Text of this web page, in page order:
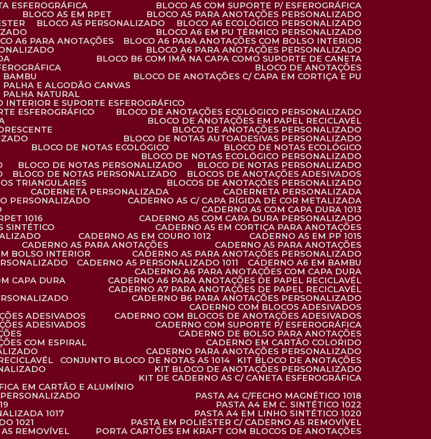
ESFEROGRÁFICA
BLOCO A5 COM SUPORTE P/ ESFEROGRÁFICA
BLOCO A5 EM RPET
BLOCO A5 PARA ANOTAÇÕES PERSONALIZADO
BLOCO A5 PERSONALIZADO
BLOCO A6 ECOLÓGICO PERSONALIZADO
BLOCO A6 EM PU TÉRMICO PERSONALIZADO
A6 PARA ANOTAÇÕES
BLOCO A6 PARA ANOTAÇÕES COM BOLSO INTERIOR
BLOCO A6 PARA ANOTAÇÕES PERSONALIZADO
BLOCO B6 COM IMÃ NA CAPA COMO SUPORTE DE CANETA
BLOCO DE ANOTAÇÕES
BAMBU
BLOCO DE ANOTAÇÕES C/ CAPA EM CORTIÇA E PU
PALHA E ALGODÃO CANVAS
PALHA NATURAL
INTERIOR E SUPORTE ESFEROGRÁFICO
ESFEROGRÁFICO
BLOCO DE ANOTAÇÕES ECOLÓGICO PERSONALIZADO
BLOCO DE ANOTAÇÕES EM PAPEL RECICLAVÉL
BLOCO DE ANOTAÇÕES PERSONALIZADO
BLOCO DE NOTAS AUTOADESIVAS PERSONALIZADO
BLOCO DE NOTAS ECOLÓGICO
BLOCO DE NOTAS ECOLÓGICO
BLOCO DE NOTAS ECOLÓGICO PERSONALIZADO
BLOCO DE NOTAS PERSONALIZADO
BLOCO DE NOTAS PERSONALIZADO
BLOCO DE NOTAS PERSONALIZADO
BLOCOS DE ANOTAÇÕES ADESIVADOS
TRIANGULARES
BLOCOS DE ANOTAÇÕES PERSONALIZADO
CADERNETA PERSONALIZADA
CADERNETA PERSONALIZADA
PERSONALIZADO
CADERNO A5 C/ CAPA RÍGIDA DE COR METALIZADA
CADERNO A5 COM CAPA DURA 1013
1016
CADERNO A5 COM CAPA DURA PERSONALIZADO
SINTÉTICO
CADERNO A5 EM CORTIÇA PARA ANOTAÇÕES
CADERNO A5 EM COURO 1012
CADERNO A5 EM PP 1015
CADERNO A5 PARA ANOTAÇÕES
CADERNO A5 PARA ANOTAÇÕES
BOLSO INTERIOR
CADERNO A5 PARA ANOTAÇÕES PERSONALIZADO
CADERNO A5 PERSONALIZADO 1011
CADERNO A6 EM BAMBU
CADERNO A6 PARA ANOTAÇÕES COM CAPA DURA
CAPA DURA
CADERNO A6 PARA ANOTAÇÕES DE PAPEL RECICLAVÉL
CADERNO A7 PARA ANOTAÇÕES DE PAPEL RECICLAVÉL
CADERNO B6 PARA ANOTAÇÕES PERSONALIZADO
CADERNO COM BLOCOS ADESIVADOS
ADESIVADOS
CADERNO COM BLOCOS DE ANOTAÇÕES ADESIVADOS
ADESIVADOS
CADERNO COM SUPORTE P/ ESFEROGRÁFICA
CADERNO DE BOLSO PARA ANOTAÇÕES
COM ESPIRAL
CADERNO EM CARTÃO COLORIDO
CADERNO PARA ANOTAÇÕES PERSONALIZADO
CONJUNTO BLOCO DE NOTAS A5 1014
KIT BLOCO DE ANOTAÇÕES
KIT BLOCO DE ANOTAÇÕES PERSONALIZADO
KIT DE CADERNO A5 C/ CANETA ESFEROGRÁFICA
EM CARTÃO E ALUMÍNIO
PERSONALIZADO
PASTA A4 C/FECHO MAGNÉTICO 1018
PASTA A4 EM C. SINTÉTICO 1022
1017
PASTA A4 EM LINHO SINTÉTICO 1020
1021
PASTA EM POLIÉSTER C/ CADERNO A5 REMOVÍVEL
A5 REMOVÍVEL
PORTA CARTÕES EM KRAFT COM BLOCOS DE ANOTAÇÕES